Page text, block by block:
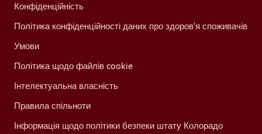
Конфіденційність
Політика конфіденційності даних про здоров'я споживачів
Умови
Політика щодо файлів cookie
Інтелектуальна власність
Правила спільноти
Інформація щодо політики безпеки штату Колорадо